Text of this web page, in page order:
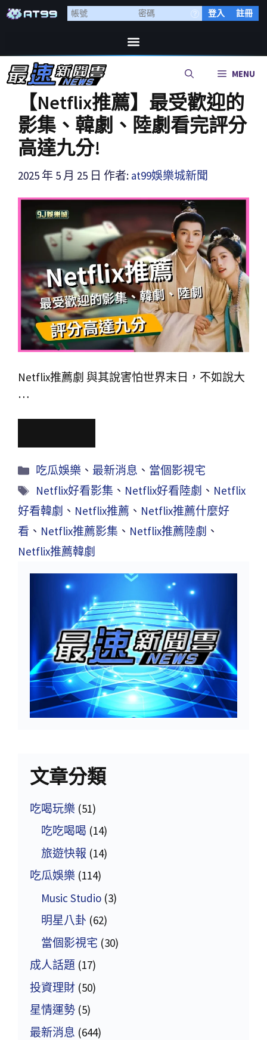
登入 註冊
MENU
【Netflix推薦】最受歡迎的
影集、韓劇、陸劇看完評分
高達九分!
2025 年 5 月 25 日 作者: at99娛樂城新聞
Netflix推薦劇 與其說害怕世界末日，不如說大
…
吃瓜娛樂 、最新消息 、 當個影視宅
Netflix好看影集 、 Netflix好看陸劇 、 Netflix
好看韓劇 、 Netflix推薦 、 Netflix推薦什麼好
看 、 Netflix推薦影集 、 Netflix推薦陸劇 、
Netflix推薦韓劇
文章分類
吃喝玩樂 (51)
吃吃喝喝 (14)
旅遊快報 (14)
吃瓜娛樂 (114)
Music Studio (3)
明星八卦 (62)
當個影視宅 (30)
成人話題 (17)
投資理財 (50)
星情運勢 (5)
最新消息 (644)